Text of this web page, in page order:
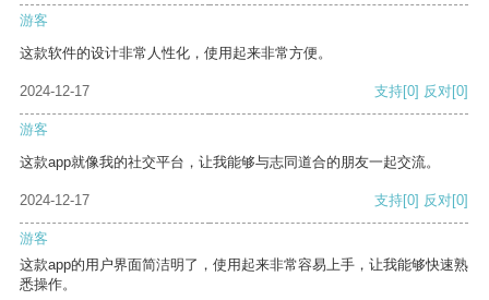
游客
这款软件的设计非常人性化，使用起来非常方便。
2024-12-17 支持[0] 反对[0]
游客
这款app就像我的社交平台，让我能够与志同道合的朋友一起交流。
2024-12-17 支持[0] 反对[0]
游客
这款app的用户界面简洁明了，使用起来非常容易上手，让我能够快速熟
悉操作。